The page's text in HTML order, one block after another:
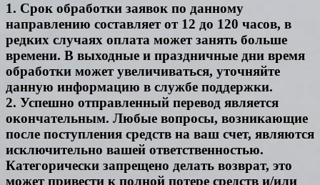
1. Срок обработки заявок по данному
направлению составляет от 12 до 120 часов, в
редких случаях оплата может занять больше
времени. В выходные и праздничные дни время
обработки может увеличиваться, уточняйте
данную информацию в службе поддержки.
2. Успешно отправленный перевод является
окончательным. Любые вопросы, возникающие
после поступления средств на ваш счет, являются
исключительно вашей ответственностью.
Категорически запрещено делать возврат, это
может привести к полной потере средств и/или